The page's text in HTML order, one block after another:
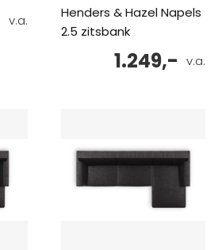
v.a.
Henders & Hazel Napels
2.5 zitsbank
v.a.
1.249,-